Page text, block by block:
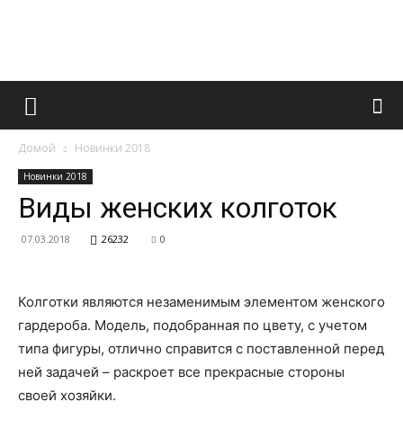
Французский
все
Домой Новинки 2018
Новинки 2018
Виды женских колготок
07.03.2018 26232 0
Колготки являются незаменимым элементом женского
гардероба. Модель, подобранная по цвету, с учетом
типа фигуры, отлично справится с поставленной перед
ней задачей – раскроет все прекрасные стороны
своей хозяйки.